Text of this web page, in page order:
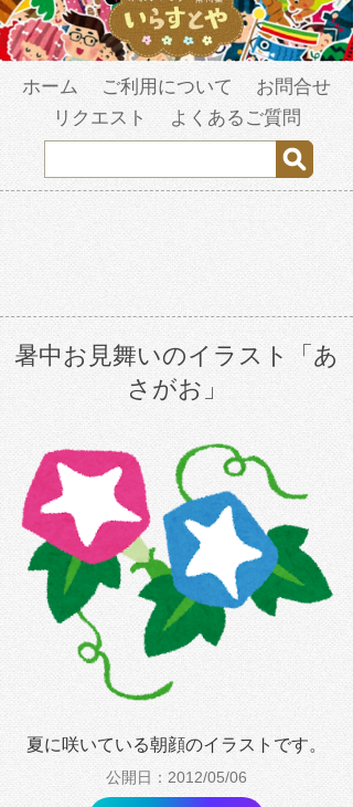
ホーム ご利用について
お問合せ
リクエスト
よくあるご質問
暑中お見舞いのイラスト「あ
さがお」
夏に咲いている朝顔のイラストです。
公開日：2012/05/06